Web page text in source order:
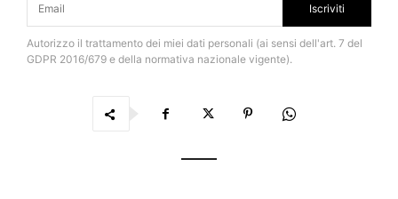
Iscriviti
Autorizzo il trattamento dei miei dati personali (ai sensi dell'art. 7 del
GDPR 2016/679 e della normativa nazionale vigente).